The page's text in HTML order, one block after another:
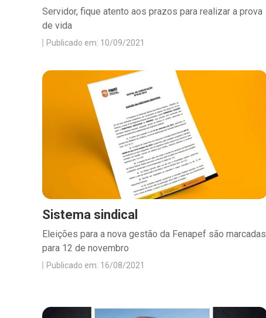
Servidor, fique atento aos prazos para realizar a prova
de vida
Publicado em: 10/09/2021
Sistema sindical
Eleições para a nova gestão da Fenapef são marcadas
para 12 de novembro
Publicado em: 16/08/2021